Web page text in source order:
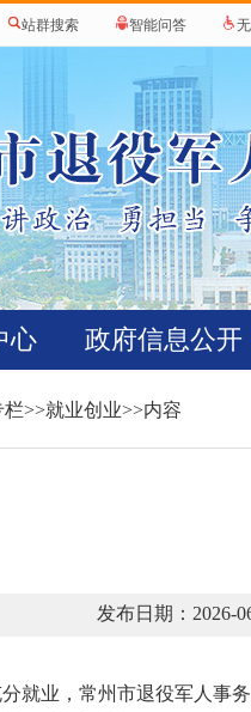
站群搜索 智能问答
心 政府信息公开
栏>>就业创业>>内容
发布日期：2026-
就业，常州市退役军人事